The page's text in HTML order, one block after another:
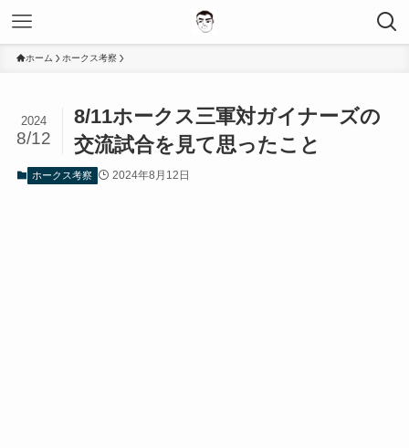
ホーム ホークス考察
8/11ホークス三軍対ガイナーズの
交流試合を見て思ったこと
2024
8/12
ホークス考察 2024年8月12日